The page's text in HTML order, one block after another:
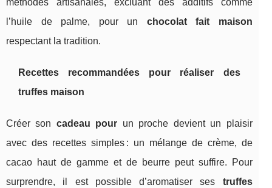
l’huile de palme, pour un chocolat fait maison
respectant la tradition.
Recettes recommandées pour réaliser des
truffes maison
Créer son cadeau pour un proche devient un plaisir
avec des recettes simples : un mélange de crème, de
cacao haut de gamme et de beurre peut suffire. Pour
surprendre, il est possible d’aromatiser ses truffes